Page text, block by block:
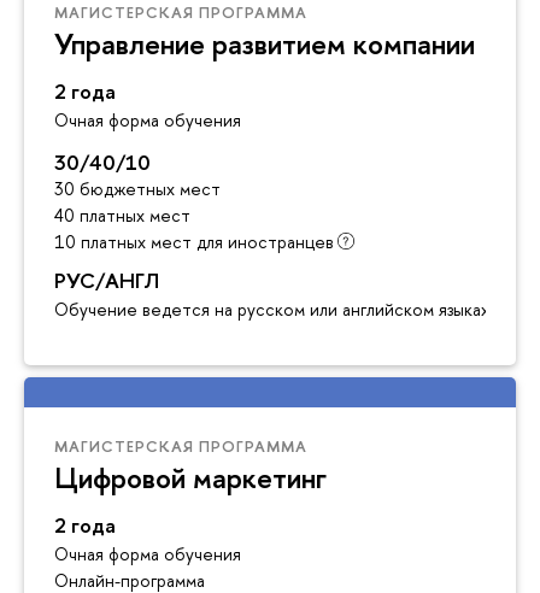
МАГИСТЕРСКАЯ ПРОГРАММА
Управление развитием компании
2 года
Очная форма обучения
30/40/10
30 бюджетных мест
40 платных мест
10 платных мест для иностранцев
РУС/АНГЛ
Обучение ведется на русском или английском языках
МАГИСТЕРСКАЯ ПРОГРАММА
Цифровой маркетинг
2 года
Очная форма обучения
Онлайн-программа